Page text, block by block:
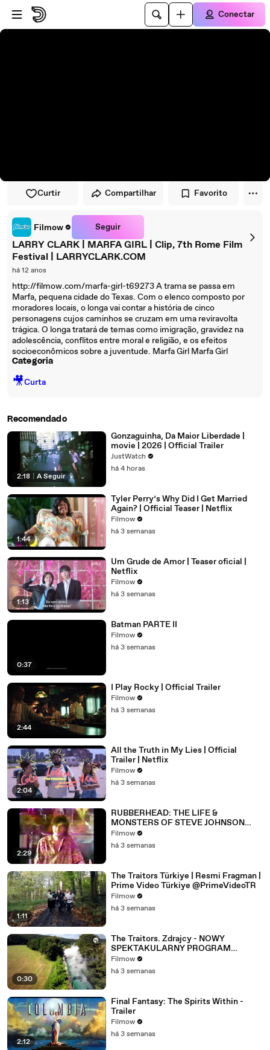
Pular para o player
Ir para o conteúdo principal
Conectar
Curtir Compartilhar Favorito
Filmow Seguir
LARRY CLARK | MARFA GIRL | Clip, 7th Rome Film
Festival | LARRYCLARK.COM
há 12 anos
http://filmow.com/marfa-girl-t69273 A trama se passa em
Marfa, pequena cidade do Texas. Com o elenco composto por
moradores locais, o longa vai contar a história de cinco
personagens cujos caminhos se cruzam em uma reviravolta
trágica. O longa tratará de temas como imigração, gravidez na
adolescência, conflitos entre moral e religião, e os efeitos
socioeconômicos sobre a juventude. Marfa Girl Marfa Girl
Categoria
🎥Curta
Recomendado
2:18 A Seguir
Gonzaguinha, Da Maior Liberdade |
movie | 2026 | Official Trailer
JustWatch
há 4 horas
1:44
Tyler Perry’s Why Did I Get Married
Again? | Official Teaser | Netflix
Filmow
há 3 semanas
1:13
Um Grude de Amor | Teaser oficial |
Netflix
Filmow
há 3 semanas
0:37
Batman PARTE II
Filmow
há 3 semanas
2:44
I Play Rocky | Official Trailer
Filmow
há 3 semanas
2:04
All the Truth in My Lies | Official
Trailer | Netflix
Filmow
há 3 semanas
2:29
RUBBERHEAD: THE LIFE &
MONSTERS OF STEVE JOHNSON
(2026) 4K
Filmow
há 3 semanas
1:11
The Traitors Türkiye | Resmi Fragman |
Prime Video Türkiye @PrimeVideoTR
Filmow
há 3 semanas
0:30
The Traitors. Zdrajcy - NOWY
SPEKTAKULARNY PROGRAM
WKRÓTCE W TVN! 🔥
Filmow
há 3 semanas
2:12
Final Fantasy: The Spirits Within -
Trailer
Filmow
há 3 semanas